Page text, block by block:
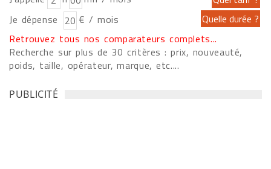
Je dépense
€ / mois
Retrouvez tous nos comparateurs complets...
Recherche sur plus de 30 critères : prix, nouveauté,
poids, taille, opérateur, marque, etc....
PUBLICITÉ